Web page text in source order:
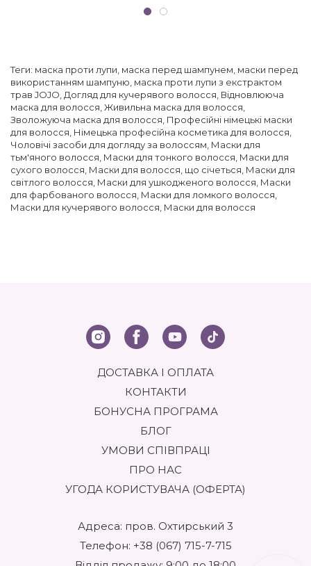
Теги: маска проти лупи маска перед шампунем маски перед
використанням шампуню маска проти лупи з екстрактом
трав JOJO Догляд для кучерявого волосся Відновлююча
маска для волосся Живильна маска для волосся
Зволожуюча маска для волосся Професійні німецькі маски
для волосся Німецька професійна косметика для волосся
Чоловічі засоби для догляду за волоссям Маски для
тьм'яного волосся Маски для тонкого волосся Маски для
сухого волосся Маски для волосся, що січеться Маски для
світлого волосся Маски для ушкодженого волосся Маски
для фарбованого волосся Маски для ломкого волосся
Маски для кучерявого волосся Маски для волосся
ДОСТАВКА І ОПЛАТА
КОНТАКТИ
БОНУСНА ПРОГРАМА
БЛОГ
УМОВИ СПІВПРАЦІ
ПРО НАС
УГОДА КОРИСТУВАЧА (ОФЕРТА)
Адреса: пров. Охтирський 3
Телефон: +38 (067) 715-7-715